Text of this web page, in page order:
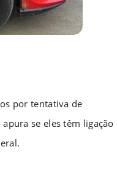
por tentativa de
se eles têm ligação